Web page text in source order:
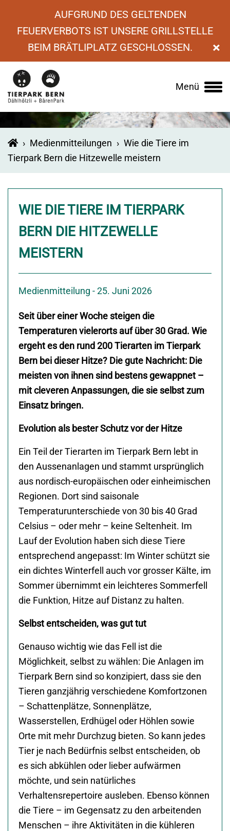
AUFGRUND DES GELTENDEN
FEUERVERBOTS IST UNSERE GRILLSTELLE
BEIM BRÄTLIPLATZ GESCHLOSSEN.
×
Main
Menü
› Medienmitteilungen › Wie die Tiere im
Tierpark Bern die Hitzewelle meistern
WIE DIE TIERE IM TIERPARK
BERN DIE HITZEWELLE
MEISTERN
Medienmitteilung - 25. Juni 2026
Seit über einer Woche steigen die
Temperaturen vielerorts auf über 30 Grad. Wie
ergeht es den rund 200 Tierarten im Tierpark
Bern bei dieser Hitze? Die gute Nachricht: Die
meisten von ihnen sind bestens gewappnet –
mit cleveren Anpassungen, die sie selbst zum
Einsatz bringen.
Evolution als bester Schutz vor der Hitze
Ein Teil der Tierarten im Tierpark Bern lebt in
den Aussenanlagen und stammt ursprünglich
aus nordisch-europäischen oder einheimischen
Regionen. Dort sind saisonale
Temperaturunterschiede von 30 bis 40 Grad
Celsius – oder mehr – keine Seltenheit. Im
Lauf der Evolution haben sich diese Tiere
entsprechend angepasst: Im Winter schützt sie
ein dichtes Winterfell auch vor grosser Kälte, im
Sommer übernimmt ein leichteres Sommerfell
die Funktion, Hitze auf Distanz zu halten.
Selbst entscheiden, was gut tut
Genauso wichtig wie das Fell ist die
Möglichkeit, selbst zu wählen: Die Anlagen im
Tierpark Bern sind so konzipiert, dass sie den
Tieren ganzjährig verschiedene Komfortzonen
– Schattenplätze, Sonnenplätze,
Wasserstellen, Erdhügel oder Höhlen sowie
Orte mit mehr Durchzug bieten. So kann jedes
Tier je nach Bedürfnis selbst entscheiden, ob
es sich abkühlen oder lieber aufwärmen
möchte, und sein natürliches
Verhaltensrepertoire ausleben. Ebenso können
die Tiere – im Gegensatz zu den arbeitenden
Menschen – ihre Aktivitäten in die kühleren